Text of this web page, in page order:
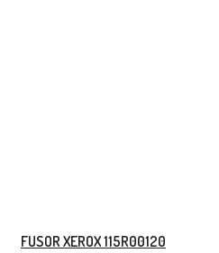
FUSOR XEROX 115R00120